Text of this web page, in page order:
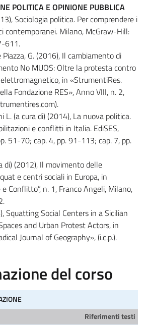
POLITICA E OPINIONE PUBBLICA
Sociologia politica. Per comprendere i
contemporanei. Milano, McGraw-Hill:
611.
G. (2016), Il cambiamento di
No MUOS: Oltre la protesta contro
in «StrumentiRes.
Fondazione RES», Anno VIII, n. 2,
L. (a cura di) (2014), La nuova politica.
e conflitti in Italia. EdiSES,
51-70; cap. 4, pp. 91-113; cap. 7, pp.
di) (2012), Il movimento delle
e centri sociali in Europa, in
Conflitto”, n. 1, Franco Angeli, Milano,
Squatting Social Centers in a Sicilian
and Urban Protest Actors, in
Journal of Geography», (i.c.p.).
del corso
Riferimenti testi